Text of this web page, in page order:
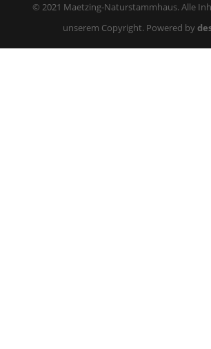
© 2021 Maetzing-Naturstammhaus. Alle
unserem Copyright. Powered by